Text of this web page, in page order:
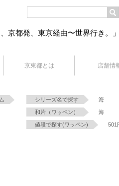
京都発、東京経由〜世界行き。
京東都とは 店舗情
シリーズ名で探す 海
和片（ワッペン） 海
値段で探す(ワッペン) 501